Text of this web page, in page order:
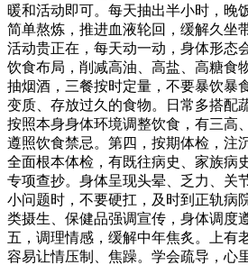
暖和活动即可。每天抽出半小时，晚
简单熬炼，推进血液轮回，缓解久坐
活动贵正在，每天动一动，身体形态
饮食布局，削减高油、高盐、高糖食
抽烟酒，三餐按时定量，不要暴饮暴
变质、存放过久的食物。日常多搭配
按照本身身体环境调整饮食，有三高
遵照饮食禁忌。第四，按期体检，注
全面根本体检，有既往病史、家族病
专项查抄。身体呈现头晕、乏力、关
小问题时，不要硬扛，及时到正轨病
类摄生、保健品强调宣传，身体调度
五，调理情感，缓解中年焦炙。上有
容易让情压制、焦躁。学会疏导，心